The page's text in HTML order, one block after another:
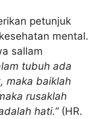
petunjuk
mental.
sallam
tubuh ada
maka baiklah
rusaklah
hati.”(HR.